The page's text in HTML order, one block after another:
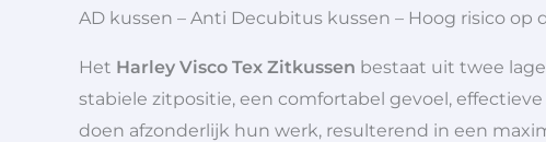
AD kussen – Anti Decubitus kussen – Hoog risico op
Het Harley Visco Tex Zitkussen bestaat uit twee
stabiele zitpositie, een comfortabel gevoel,
doen afzonderlijk hun werk, resulterend in een